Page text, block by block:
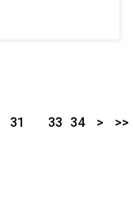
31
33 34 > >>